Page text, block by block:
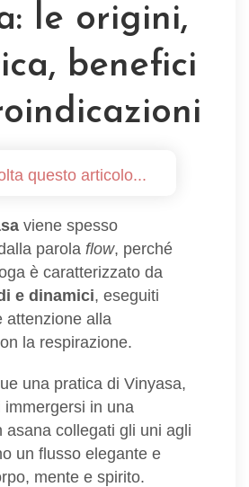
le origini,
benefici
questo articolo...
viene spesso
parola flow, perché
è caratterizzato da
e dinamici, eseguiti
attenzione alla
la respirazione.
una pratica di Vinyasa,
in una
asana collegati gli uni agli
un flusso elegante e
mente e spirito.